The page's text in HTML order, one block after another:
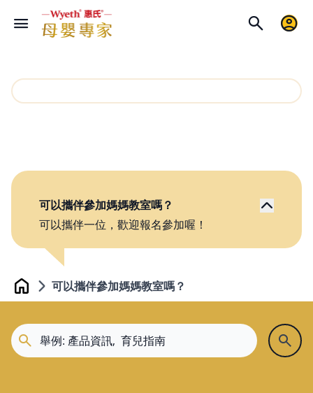
可以攜伴參加媽媽教室嗎？
可以攜伴一位，歡迎報名參加喔！
Home 可以攜伴參加媽媽教室嗎？